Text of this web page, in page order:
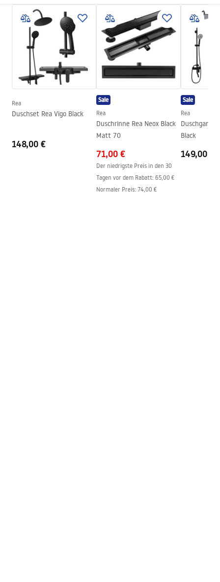
Tür Öffnungsmethode
Duschtürmasse
100
Glasdicke
6 mm
Duschtürhöhe
190
Profilen Material
Aluminium
Griffe Material
Messing
Easy Clean Beschichtung
Schwarz
800-820, 900-920, 1000-1020
Ja
Montage ohne Duschwanne
Ja
Rea
Duschset Rea Vigo Black
148,00 €
Sale
Rea
Duschrinne Rea Neox Black
Matt 70
71,00 €
Der niedrigste Preis in den 30
Tagen vor dem Rabatt: 65,00 €
Normaler Preis: 74,00 €
Sale
Rea
Black
149,00 €